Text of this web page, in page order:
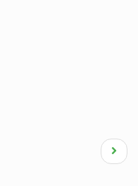
Next
page